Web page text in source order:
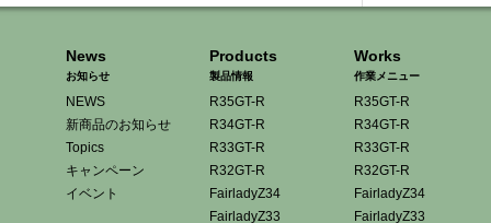
News
お知らせ
NEWS
新商品のお知らせ
Topics
キャンペーン
イベント
Products
製品情報
R35GT-R
R34GT-R
R33GT-R
R32GT-R
FairladyZ34
FairladyZ33
Works
作業メニュー
R35GT-R
R34GT-R
R33GT-R
R32GT-R
FairladyZ34
FairladyZ33